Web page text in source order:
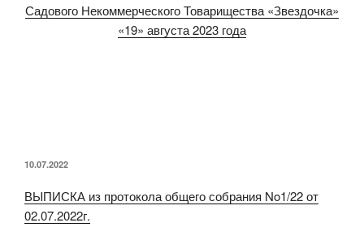
Садового Некоммерческого Товарищества «Звездочка»
«19» августа 2023 года
ОПУБЛИКОВАНО
10.07.2022
ВЫПИСКА из протокола общего собрания No1/22 от
02.07.2022г.